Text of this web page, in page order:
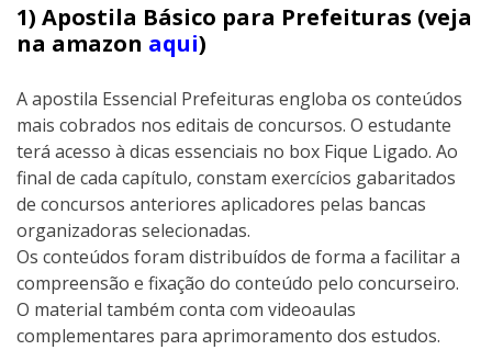
1) Apostila Básico para Prefeituras (veja
na amazon aqui)
A apostila Essencial Prefeituras engloba os conteúdos
mais cobrados nos editais de concursos. O estudante
terá acesso à dicas essenciais no box Fique Ligado. Ao
final de cada capítulo, constam exercícios gabaritados
de concursos anteriores aplicadores pelas bancas
organizadoras selecionadas.
Os conteúdos foram distribuídos de forma a facilitar a
compreensão e fixação do conteúdo pelo concurseiro.
O material também conta com videoaulas
complementares para aprimoramento dos estudos.